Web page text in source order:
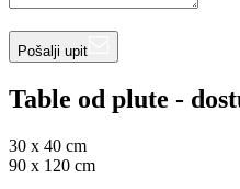
Pošalji upit
Table od plute -
30 x 40 cm
90 x 120 cm